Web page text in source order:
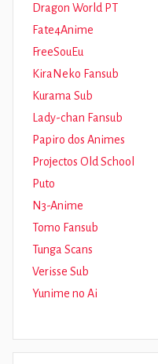
Dragon World PT
Fate4Anime
FreeSouEu
KiraNeko Fansub
Kurama Sub
Lady-chan Fansub
Papiro dos Animes
Projectos Old School
Puto
N3-Anime
Tomo Fansub
Tunga Scans
Verisse Sub
Yunime no Ai